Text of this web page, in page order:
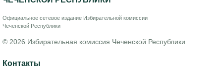
Официальное сетевое издание Избирательной комиссии
Чеченской Республики
© 2026 Избирательная комиссия Чеченской Республики
Контакты